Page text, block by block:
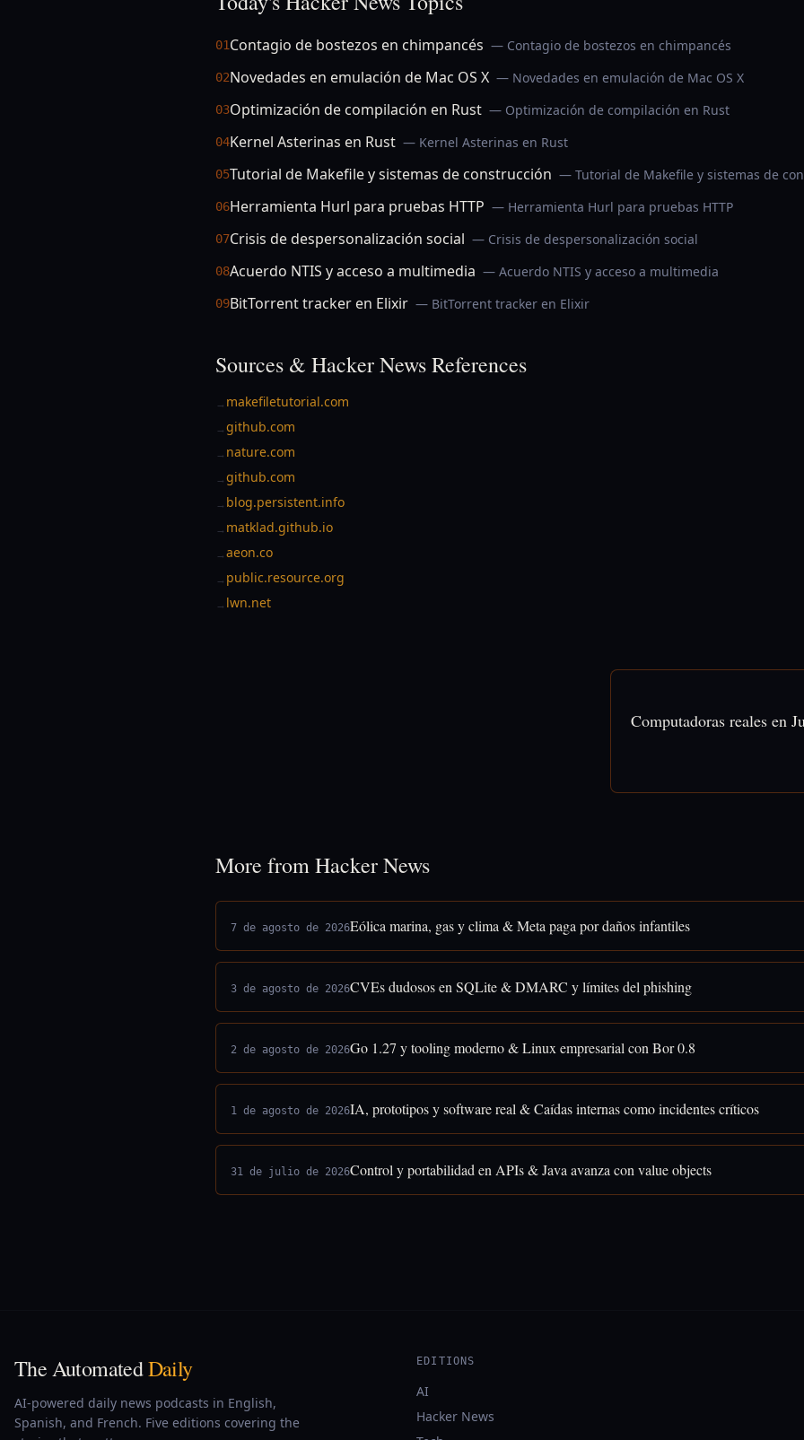
01Contagio de bostezos en chimpancés — Contagio de bostezos en chimpancés
02Novedades en emulación de Mac OS X — Novedades en emulación de Mac OS X
03Optimización de compilación en Rust — Optimización de compilación en Rust
04Kernel Asterinas en Rust — Kernel Asterinas en Rust
05Tutorial de Makefile y sistemas de construcción — Tutorial de Makefile y sistemas de
06Herramienta Hurl para pruebas HTTP — Herramienta Hurl para pruebas HTTP
07Crisis de despersonalización social — Crisis de despersonalización social
08Acuerdo NTIS y acceso a multimedia — Acuerdo NTIS y acceso a multimedia
09BitTorrent tracker en Elixir — BitTorrent tracker en Elixir
Sources & Hacker News References
→ makefiletutorial.com
→github.com
→ nature.com
→github.com
→ blog.persistent.info
→ matklad.github.io
→aeon.co
→ public.resource.org
→ lwn.net
Computadoras reales en
More from Hacker News
7 de agosto de 2026Eólica marina, gas y clima & Meta paga por daños infantiles
3 de agosto de 2026CVEs dudosos en SQLite & DMARC y límites del phishing
2 de agosto de 2026Go 1.27 y tooling moderno & Linux empresarial con Bor 0.8
1 de agosto de 2026IA, prototipos y software real & Caídas internas como incidentes críticos
31 de julio de 2026Control y portabilidad en APIs & Java avanza con value objects
The AutomatedDaily
AI-powered daily news podcasts in English,
Spanish, and French. Five editions covering the
EDITIONS
AI
Hacker News